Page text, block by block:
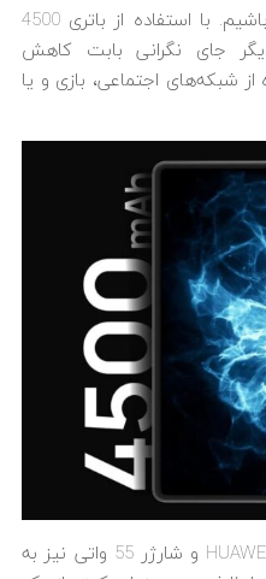
عملکردهای شارژ را در آن شاهد باشیم. با استفاده از باتری 4500
جای نگرانی بابت کاهش
شبکه‌های اجتماعی، بازی و یا
استفاده از فناوری HUAWEI SuperCharge و شارژر 55 واتی نیز به